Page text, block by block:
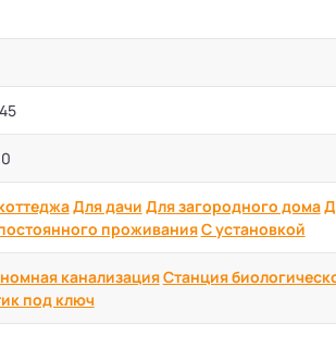
Для дачи Для загородного дома
проживанияС установкой
канализацияСтанция
под ключ